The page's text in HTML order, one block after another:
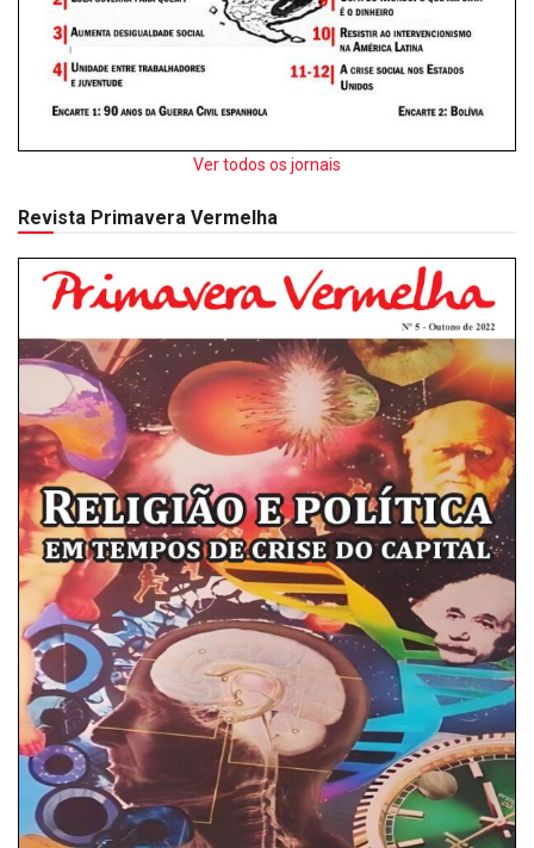
Ver todos os jornais
Revista Primavera Vermelha